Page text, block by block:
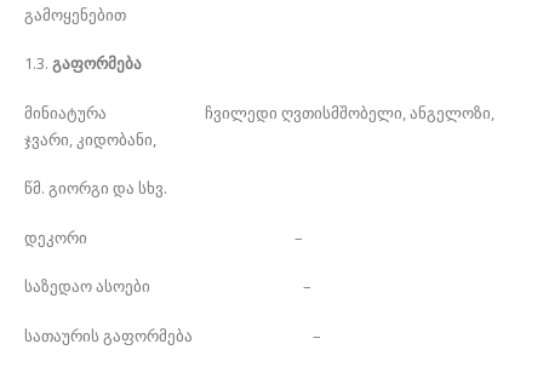
გამოყენებით
1.3. გაფორმება
მინიატურა ჩვილედი ღვთისმშობელი, ანგელოზი,
ჯვარი, კიდობანი,
წმ. გიორგი და სხვ.
დეკორი –
საზედაო ასოები –
სათაურის გაფორმება –